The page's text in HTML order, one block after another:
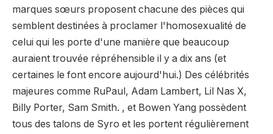
marques sœurs proposent chacune des pièces qui
semblent destinées à proclamer l'homosexualité de
celui qui les porte d'une manière que beaucoup
auraient trouvée répréhensible il y a dix ans (et
certaines le font encore aujourd'hui.) Des célébrités
majeures comme RuPaul, Adam Lambert, Lil Nas X,
Billy Porter, Sam Smith. , et Bowen Yang possèdent
tous des talons de Syro et les portent régulièrement